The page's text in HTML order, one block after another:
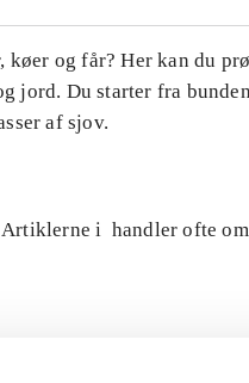
og får? Her kan du
jord. Du starter fra
af sjov.
Artiklerne i handler ofte om